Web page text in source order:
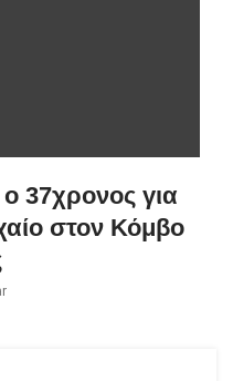
37χρονος για
στον Κόμβο